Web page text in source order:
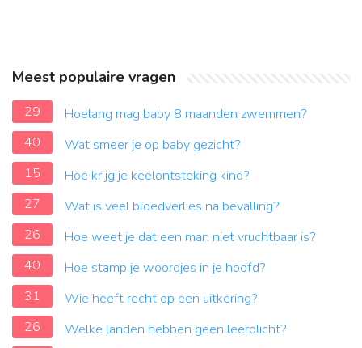
Meest populaire vragen
29
Hoelang mag baby 8 maanden zwemmen?
40
Wat smeer je op baby gezicht?
15
Hoe krijg je keelontsteking kind?
27
Wat is veel bloedverlies na bevalling?
26
Hoe weet je dat een man niet vruchtbaar is?
40
Hoe stamp je woordjes in je hoofd?
31
Wie heeft recht op een uitkering?
26
Welke landen hebben geen leerplicht?